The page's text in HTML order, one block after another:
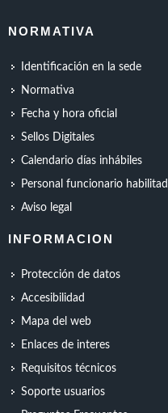
NORMATIVA
Identificación en la sede
Normativa
Fecha y hora oficial
Sellos Digitales
Calendario días inhábiles
Personal funcionario
Aviso legal
INFORMACION
Protección de datos
Accesibilidad
Mapa del web
Enlaces de interes
Requisitos técnicos
Soporte usuarios